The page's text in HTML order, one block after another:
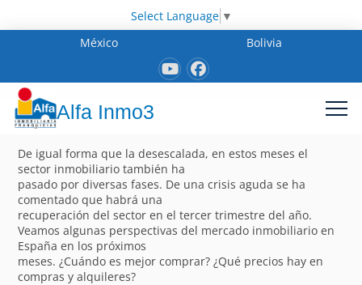
Select Language ▼
México
Bolivia
Alfa Inmo3
De igual forma que la desescalada, en estos meses el
sector inmobiliario también ha
pasado por diversas fases. De una crisis aguda se ha
comentado que habrá una
recuperación del sector en el tercer trimestre del año.
Veamos algunas perspectivas del mercado inmobiliario en
España en los próximos
meses. ¿Cuándo es mejor comprar? ¿Qué precios hay en
compras y alquileres?